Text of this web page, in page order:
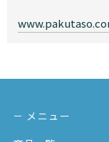
－ メニュー